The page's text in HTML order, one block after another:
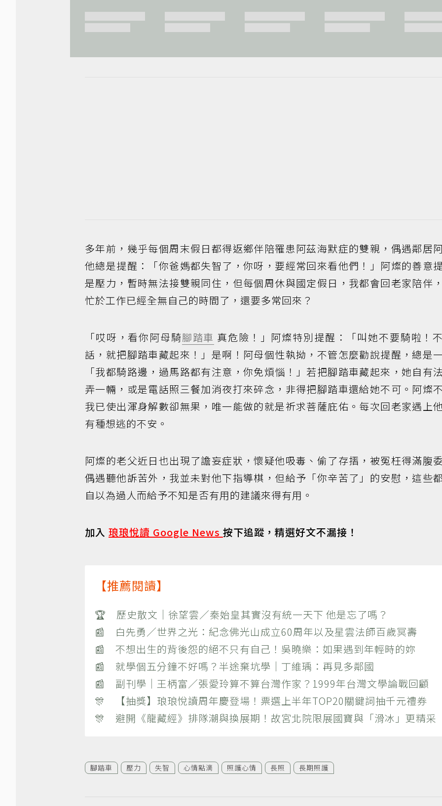
多年前，幾乎每個周末假日都得返鄉伴陪罹患阿茲海默症的雙親，偶遇鄰居
他總是提醒：「你爸媽都失智了，你呀，要經常回來看他們！」阿燦的善意
是壓力，暫時無法接雙親同住，但每個周休與國定假日，我都會回老家陪伴
忙於工作已經全無自己的時間了，還要多常回來？
「哎呀，看你阿母騎腳踏車 真危險！」阿燦特別提醒：「叫她不要騎啦！
話，就把腳踏車藏起來！」是啊！阿母個性執拗，不管怎麼勸說提醒，總是
「我都騎路邊，過馬路都有注意，你免煩惱！」若把腳踏車藏起來，她自有
弄一輛，或是電話照三餐加消夜打來碎念，非得把腳踏車還給她不可。阿燦
我已使出渾身解數卻無果，唯一能做的就是祈求菩薩庇佑。每次回老家遇上
有種想逃的不安。
阿燦的老父近日也出現了譫妄症狀，懷疑他吸毒、偷了存摺，被冤枉得滿腹
偶遇聽他訴苦外，我並未對他下指導棋，但給予「你辛苦了」的安慰，這些
自以為過人而給予不知是否有用的建議來得有用。
加入 琅琅悅讀 Google News 按下追蹤，精選好文不漏接！
【推薦閱讀】
🏆 歷史散文｜徐望雲／秦始皇其實沒有統一天下 他是忘了嗎？
📰 白先勇／世界之光：紀念佛光山成立60周年以及星雲法師百歲冥壽
📰 不想出生的背後怨的絕不只有自己！吳曉樂：如果遇到年輕時的妳
📰 就學個五分鐘不好嗎？半途棄坑學｜丁維瑀：再見多鄰國
📰 副刊學｜王柄富／張愛玲算不算台灣作家？1999年台灣文學論戰回顧
🎊 【抽獎】琅琅悅讀周年慶登場！票選上半年TOP20關鍵詞抽千元禮券
🎊 避開《龍藏經》排隊潮與換展期！故宮北院限展國寶與「滑冰」更精采
腳踏車 壓力 失智 心情點滴 照護心情 長照 長期照護